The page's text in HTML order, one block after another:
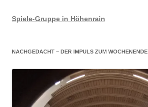
Spiele-Gruppe in Höhenrain
NACHGEDACHT – DER IMPULS ZUM WOCHENENDE